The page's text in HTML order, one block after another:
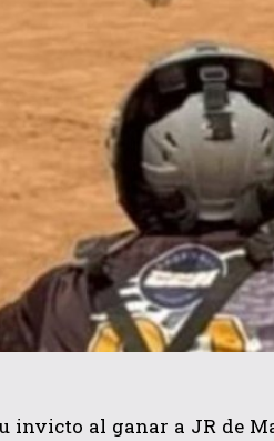
invicto al ganar a JR de